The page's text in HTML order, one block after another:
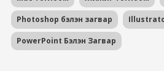
Photoshop бэлэн загвар
PowerPoint Бэлэн Загвар